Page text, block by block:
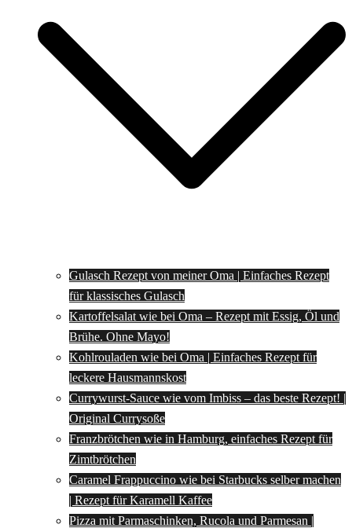
Gulasch Rezept von meiner Oma | Einfaches Rezept
für klassisches Gulasch
Kartoffelsalat wie bei Oma – Rezept mit Essig, Öl und
Brühe. Ohne Mayo!
Kohlrouladen wie bei Oma | Einfaches Rezept für
leckere Hausmannskost
Currywurst-Sauce wie vom Imbiss – das beste Rezept! |
Original Currysoße
Franzbrötchen wie in Hamburg, einfaches Rezept für
Zimtbrötchen
Caramel Frappuccino wie bei Starbucks selber machen
| Rezept für Karamell Kaffee
Pizza mit Parmaschinken, Rucola und Parmesan |